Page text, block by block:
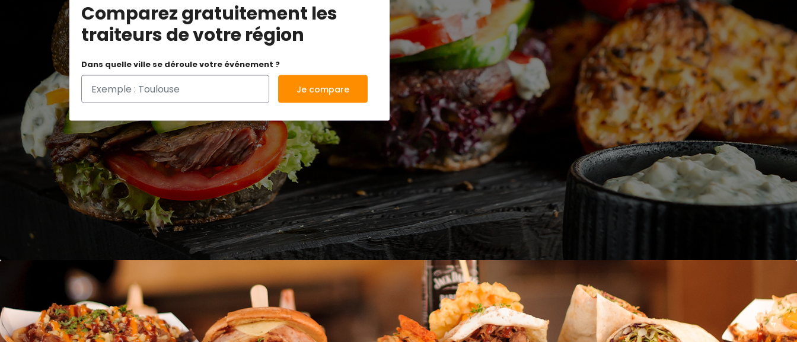
Comparez gratuitement les
traiteurs de votre région
Dans quelle ville se déroule votre événement ?
Je compare